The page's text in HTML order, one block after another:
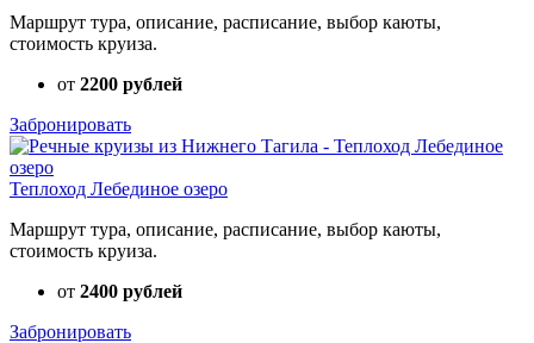
Маршрут тура, описание, расписание, выбор каюты,
стоимость круиза.
от 2200 рублей
Забронировать
Теплоход Лебединое озеро
Маршрут тура, описание, расписание, выбор каюты,
стоимость круиза.
от 2400 рублей
Забронировать